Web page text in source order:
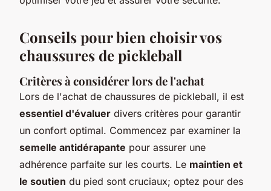
Conseils pour bien choisir vos
chaussures de pickleball
Critères à considérer lors de l'achat
Lors de l'achat de chaussures de pickleball, il est
essentiel d'évaluer divers critères pour garantir
un confort optimal. Commencez par examiner la
semelle antidérapante pour assurer une
adhérence parfaite sur les courts. Le maintien et
le soutien du pied sont cruciaux; optez pour des